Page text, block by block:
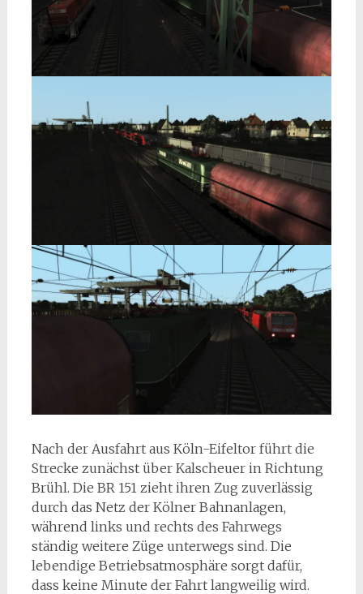
Nach der Ausfahrt aus Köln-Eifeltor führt die
Strecke zunächst über Kalscheuer in Richtung
Brühl. Die BR 151 zieht ihren Zug zuverlässig
durch das Netz der Kölner Bahnanlagen,
während links und rechts des Fahrwegs
ständig weitere Züge unterwegs sind. Die
lebendige Betriebsatmosphäre sorgt dafür,
dass keine Minute der Fahrt langweilig wird.